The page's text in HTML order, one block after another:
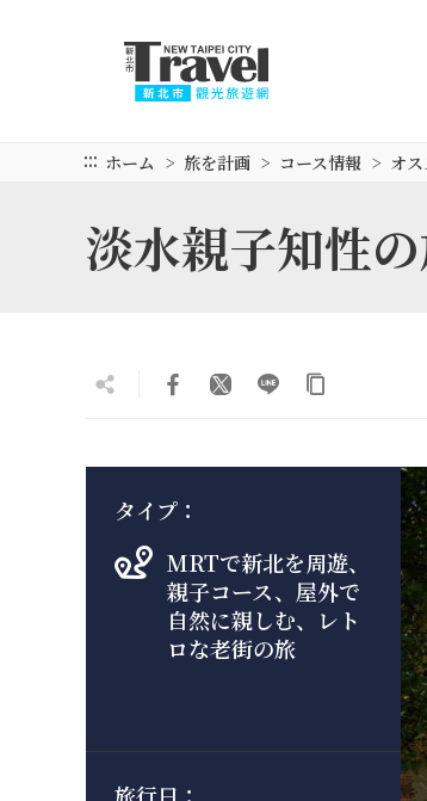
::: ホーム 旅を計画 コース情報 オ
淡水親子知性
タイプ：
MRTで新北を周遊、
親子コース、屋外で
自然に親しむ、レト
ロな老街の旅